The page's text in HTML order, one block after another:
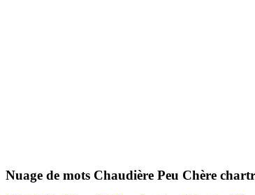
Nuage de mots Chaudière Peu Chère